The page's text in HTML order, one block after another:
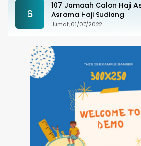
6
107 Jamaah Calon Haji
Asrama Haji Sudiang
Jumat, 01/07/2022